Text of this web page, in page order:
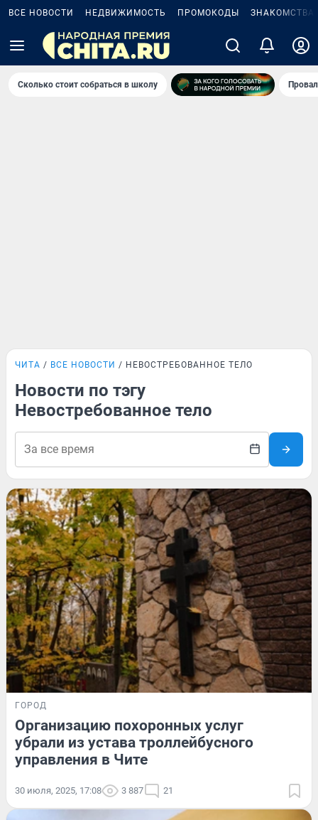
ВСЕ НОВОСТИ НЕДВИЖИМОСТЬ ПРОМОКОДЫ ЗНАКОМСТВА
Сколько стоит собраться в школу
ЧИТА ВСЕ НОВОСТИ НЕВОСТРЕБОВАННОЕ ТЕЛО
Новости по тэгу
Невостребованное тело
ГОРОД
Организацию похоронных услуг
убрали из устава троллейбусного
управления в Чите
30 июля, 2025, 17:08 3 887 21